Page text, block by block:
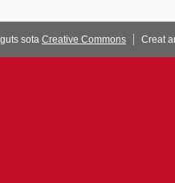
sota Creative Commons Creat